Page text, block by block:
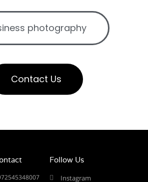
photography
Contact Us
Follow Us
Instagram